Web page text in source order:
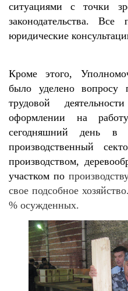
ситуациями с точки
законодательства.Все
юридические
Кроме этого,
было уделено вопросу
трудовой
оформлении на
сегодняшний день в
производственный
производством,
участком по
свое подсобное
% осужденных.